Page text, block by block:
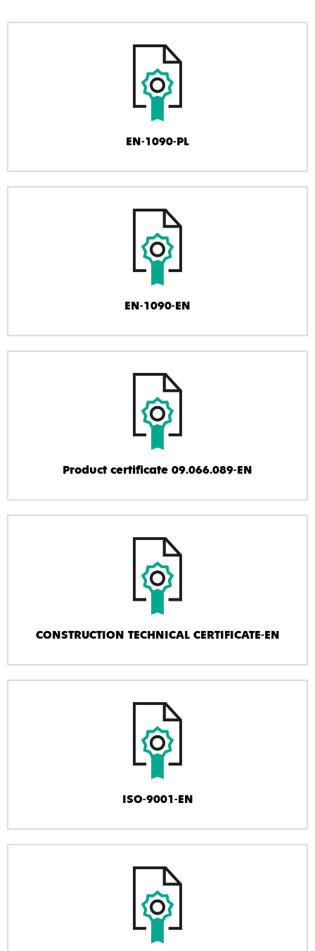
EN-1090-PL
EN-1090-EN
Product certificate 09.066.089-EN
CONSTRUCTION TECHNICAL CERTIFICATE-EN
ISO-9001-EN